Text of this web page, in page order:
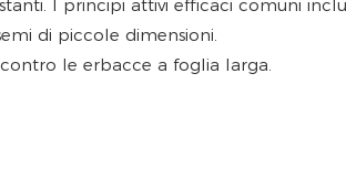
I principi attivi efficaci comuni
di piccole dimensioni.
le erbacce a foglia larga.